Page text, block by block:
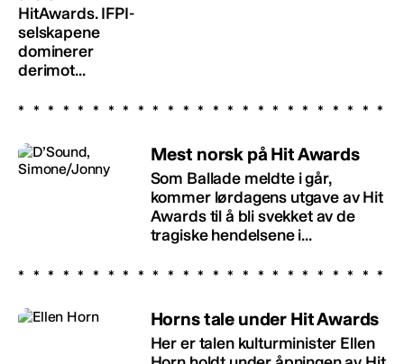
HitAwards. IFPI-
selskapene
dominerer
derimot...
Mest norsk på Hit Awards
Som Ballade meldte i går,
kommer lørdagens utgave av Hit
Awards til å bli svekket av de
tragiske hendelsene i...
Horns tale under Hit Awards
Her er talen kulturminister Ellen